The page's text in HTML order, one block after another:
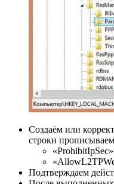
Создаём или
строки
Подтверждаем